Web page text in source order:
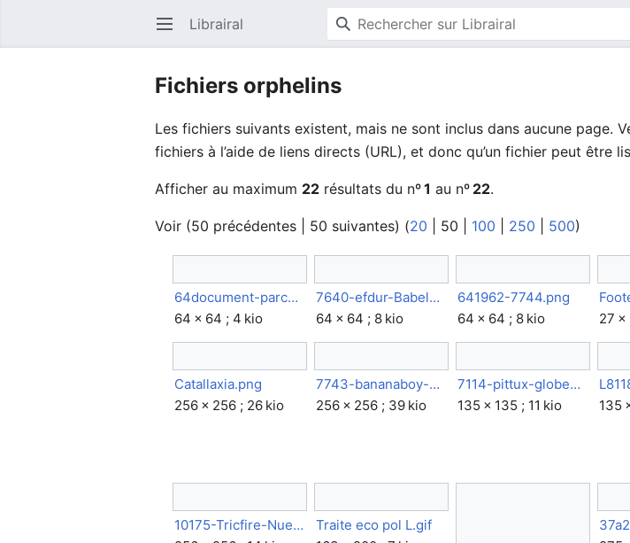
Ouvrir le menu principal Librairal
Fichiers orphelins
Les fichiers suivants existent, mais ne sont inclus dans aucune page.
fichiers à l’aide de liens directs (URL), et donc qu’un fichier peut être
Afficher au maximum 22 résultats du nº1 au nº 22.
Voir (50 précédentes 50 suivantes) (20 50 100 250 500)
64document-parchemin madnes.png
64 × 64 ; 4 kio
7640-efdur-Babelwiki.png
64 × 64 ; 8 kio
641962-7744.png
64 × 64 ; 8 kio
27 ×
Catallaxia.png
256 × 256 ; 26 kio
7743-bananaboy-UbuntuLogo.png
256 × 256 ; 39 kio
7114-pittux-globe2.png
135 × 135 ; 11 kio
135
10175-Tricfire-NuevoRSS.png
Traite eco pol L.gif